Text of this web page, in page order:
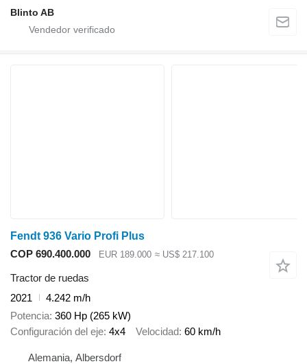
Blinto AB
Fendt 936 Vario Profi Plus
COP 690.400.000
EUR 189.000 ≈ US$ 217.100
Tractor de ruedas
2021
4.242 m/h
Potencia 360 Hp (265 kW)
Configuración del eje 4x4 Velocidad 60 km/h
Alemania, Albersdorf